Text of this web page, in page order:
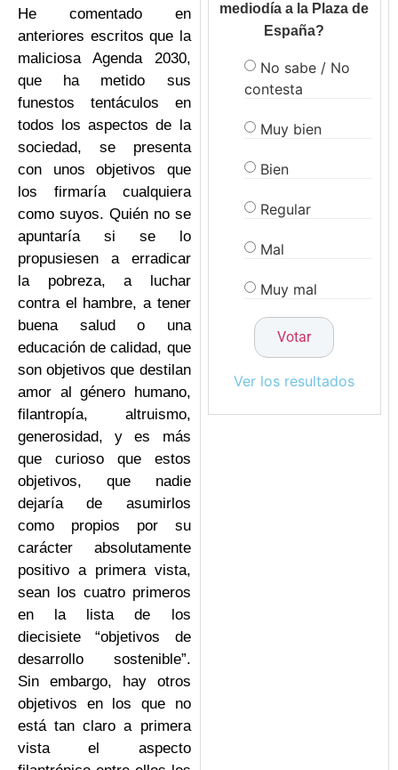
He comentado en
anteriores escritos que la
maliciosa Agenda 2030,
que ha metido sus
funestos tentáculos en
todos los aspectos de la
sociedad, se presenta
con unos objetivos que
los firmaría cualquiera
como suyos. Quién no se
apuntaría si se lo
propusiesen a erradicar
la pobreza, a luchar
contra el hambre, a tener
buena salud o una
educación de calidad, que
son objetivos que destilan
amor al género humano,
filantropía, altruismo,
generosidad, y es más
que curioso que estos
objetivos, que nadie
dejaría de asumirlos
como propios por su
carácter absolutamente
positivo a primera vista,
sean los cuatro primeros
en la lista de los
diecisiete “objetivos de
desarrollo sostenible”.
Sin embargo, hay otros
objetivos en los que no
está tan claro a primera
vista el aspecto
mediodía a la Plaza de
España?
No sabe / No
contesta
Muy bien
Bien
Regular
Mal
Muy mal
Ver los resultados